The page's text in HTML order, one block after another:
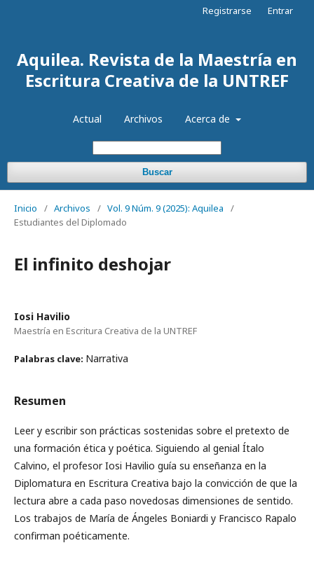
Aquilea. Revista de la Maestría en
Escritura Creativa de la UNTREF
Actual Archivos Acerca de
Buscar
Registrarse Entrar
Inicio / Archivos / Vol. 9 Núm. 9 (2025): Aquilea
/
Estudiantes del Diplomado
El infinito deshojar
Iosi Havilio
Maestría en Escritura Creativa de la UNTREF
Palabras clave: Narrativa
Resumen
Leer y escribir son prácticas sostenidas sobre el pretexto de
una formación ética y poética. Siguiendo al genial Ítalo
Calvino, el profesor Iosi Havilio guía su enseñanza en la
Diplomatura en Escritura Creativa bajo la convicción de que la
lectura abre a cada paso novedosas dimensiones de sentido.
Los trabajos de María de Ángeles Boniardi y Francisco Rapalo
confirman poéticamente.